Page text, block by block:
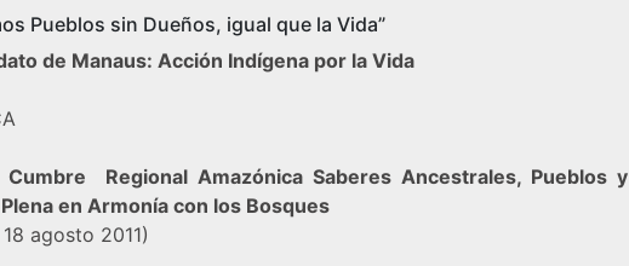
Pueblos sin Dueños, igual que la Vida”
de Manaus: Acción Indígena por la Vida
Regional Amazónica Saberes Ancestrales, Pueblos y
en Armonía con los Bosques
18 agosto 2011)